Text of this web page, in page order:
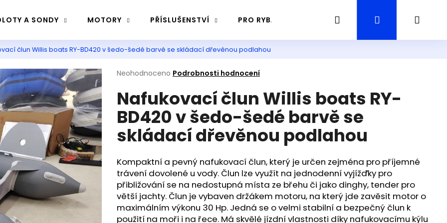
A SONDY MOTORY PŘÍSLUŠENSTVÍ PRO RYBÁŘE PRŮVODCE / GUIDING RYBAŘENÍ
Hledat Přihlášení
člun Willis boats RY-BD420 v šedo-šedé barvě se skládací dřevěnou podlahou
Průměrné
produktu
je
0,0
5
hvězdiček.
Neohodnoceno Podrobnosti hodnocení
Nafukovací člun Willis boats RY-
BD420 v šedo-šedé barvě se
skládací dřevěnou podlahou
Kompaktní a pevný nafukovací člun, který je určen zejména pro příjemné
trávení dovolené u vody. Člun lze využít na jednodenní vyjížďky pro
přibližování se na nedostupná místa ze břehu či jako dinghy, tender pro
větší jachty. Člun je vybaven držákem motoru, na který jde zavěsit motor o
maximálním výkonu 30 Hp. Jedná se o velmi stabilní a bezpečný člun k
použití na moři i na řece. Má skvělé jízdní vlastnosti díky nafukovacímu kýlu
Co potřebujete najít?
Hledat
Doporučujeme
Následující